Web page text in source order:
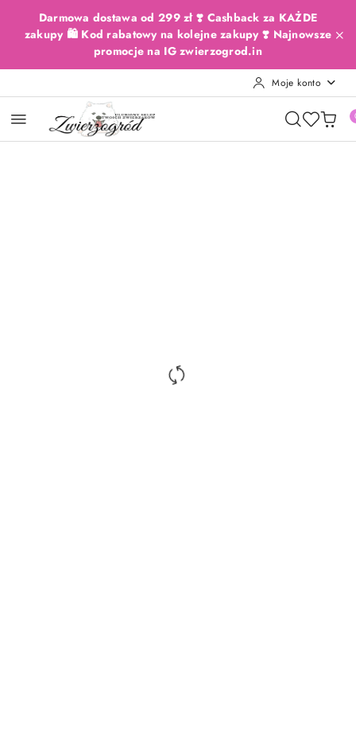
Przejdź do treści głównej
Przejdź do wyszukiwarki
Przejdź do moje konto
Przejdź do menu głównego
Przejdź do opisu produktu
Przejdź do stopki
Darmowa dostawa od 299 zł ❣️ Cashback za KAŻDE
zakupy 🛍️ Kod rabatowy na kolejne zakupy ❣️ Najnowsze
promocje na IG zwierzogrod.in
Moje konto